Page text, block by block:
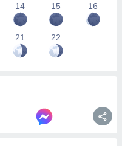
14 15 16
21 22